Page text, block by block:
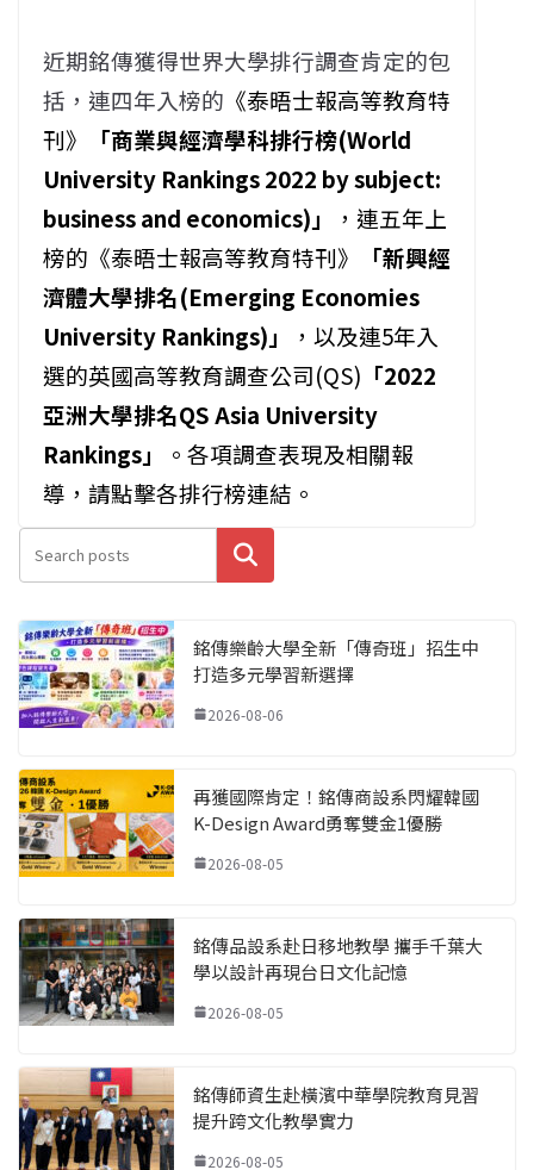
近期銘傳獲得世界大學排行調查肯定的包
括，連四年入榜的 《泰晤士報高等教育特
刊》
「商業與經濟學科排行榜(World
University Rankings 2022 by subject:
business and economics)」
，連五年上
榜的《泰晤士報高等教育特刊》
「新興經
濟體大學排名(Emerging Economies
University Rankings)」
，以及連5年入
選的英國高等教育調查公司(QS) 「2022
亞洲大學排名QS Asia University
Rankings」
。各項調查表現及相關報
導，請點擊各排行榜連結。
搜尋
銘傳樂齡大學全新「傳奇班」招生中
打造多元學習新選擇
2026-08-06
再獲國際肯定！銘傳商設系閃耀韓國
K-Design Award勇奪雙金1優勝
2026-08-05
銘傳品設系赴日移地教學 攜手千葉大
學以設計再現台日文化記憶
2026-08-05
銘傳師資生赴橫濱中華學院教育見習
提升跨文化教學實力
2026-08-05